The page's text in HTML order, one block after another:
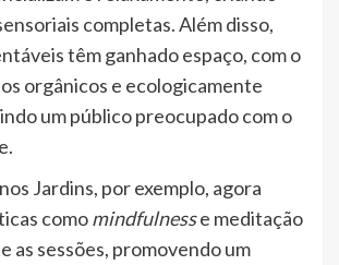
completas. Além disso,
têm ganhado espaço, com o
orgânicos e ecologicamente
um público preocupado com o
Jardins, por exemplo, agora
comomindfulnesse meditação
as sessões, promovendo um